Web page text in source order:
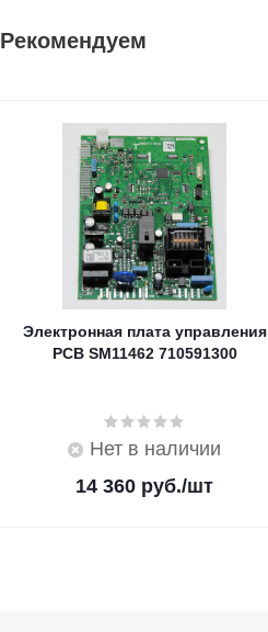
Рекомендуем
Электронная плата управления
PCB SM11462 710591300
Нет в наличии
14 360 руб./шт